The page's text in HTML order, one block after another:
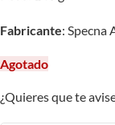
Fabricante: Specna
Agotado
¿Quieres que te